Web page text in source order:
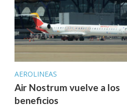
AEROLINEAS
Air Nostrum vuelve a los
beneficios